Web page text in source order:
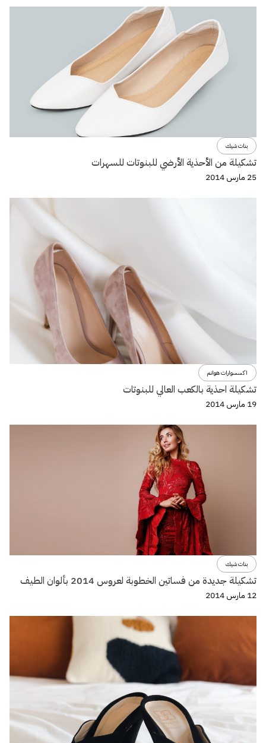
بنات شيك
تشكيلة من الأحذية الأرضي للبنوتات للسهرات
25 مارس 2014
اكسسوارات هوانم
تشكيلة احذية بالكعب العالي للبنوتات
19 مارس 2014
بنات شيك
تشكيلة جديدة من فساتين الخطوبة لعروس 2014 بألوان الطيف
12 مارس 2014